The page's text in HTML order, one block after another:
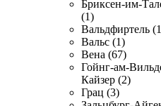
Бриксен-им-
(1)
Вальдфиртель
Вальс (1)
Вена (67)
Гойнг-ам-
Кайзер (2)
Грац (3)